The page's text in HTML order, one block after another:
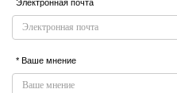
Электронная почта
* Ваше мнение